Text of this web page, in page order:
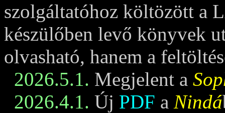
szolgáltatóhoz költözött a
készülőben levő könyvek
olvasható, hanem a
2026.5.1. Megjelent a
2026.4.1. Új PDF a Nindá